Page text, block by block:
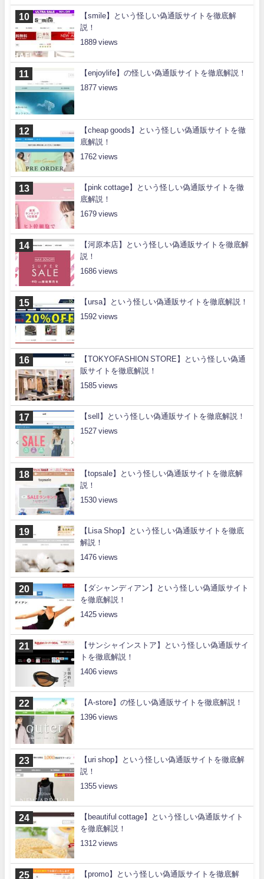
【smile】という怪しい偽通販サイトを徹底解
説！
1889
【enjoylife】の怪しい偽通販サイトを徹底解説！
1877
【cheap goods】という怪しい偽通販サイトを徹
底解説！
1762
【pink cottage】という怪しい偽通販サイトを徹
底解説！
1679
【河原本店】という怪しい偽通販サイトを徹底解
説！
1686
【ursa】という怪しい偽通販サイトを徹底解説！
1592
【TOKYOFASHION STORE】という怪しい偽通
販サイトを徹底解説！
1585
【sell】という怪しい偽通販サイトを徹底解説！
1527
【topsale】という怪しい偽通販サイトを徹底解
説！
1530
【Lisa Shop】という怪しい偽通販サイトを徹底
解説！
1476
【ダシャンディアン】という怪しい偽通販サイト
を徹底解説！
1425
【サンシャインストア】という怪しい偽通販サイ
トを徹底解説！
1406
【A-store】の怪しい偽通販サイトを徹底解説！
1396
【uri shop】という怪しい偽通販サイトを徹底解
説！
1355
【beautiful cottage】という怪しい偽通販サイト
を徹底解説！
1312
【promo】という怪しい偽通販サイトを徹底解